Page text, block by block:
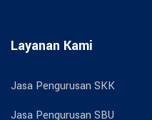
Layanan Kami
Jasa Pengurusan SKK
Jasa Pengurusan SBU